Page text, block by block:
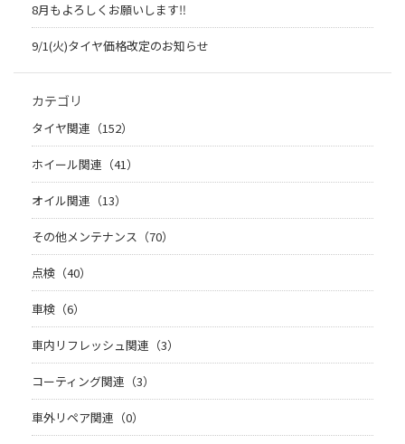
8月もよろしくお願いします‼︎
9/1(火)タイヤ価格改定のお知らせ
カテゴリ
タイヤ関連（152）
ホイール関連（41）
オイル関連（13）
その他メンテナンス（70）
点検（40）
車検（6）
車内リフレッシュ関連（3）
コーティング関連（3）
車外リペア関連（0）